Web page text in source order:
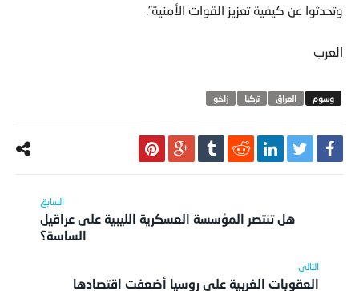
وتحدثوا عن كيفية تعزيز القوات الأمنية”.
العرب
العراق تركيا زاخو
هل تنتصر المؤسسة العسكرية الليبية على عراقيل
الساسة؟
العقوبات الغربية على روسيا أضعفت اقتصادها